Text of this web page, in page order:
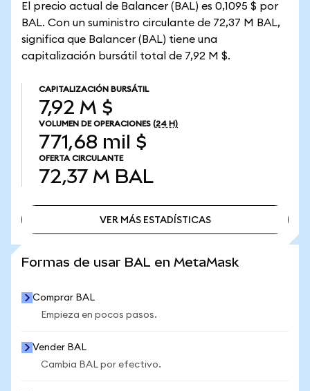
El precio actual de Balancer (BAL) es 0,1095 $ por
BAL. Con un suministro circulante de 72,37 M BAL,
significa que Balancer (BAL) tiene una
capitalización bursátil total de 7,92 M $.
CAPITALIZACIÓN BURSÁTIL
7,92 M $
VOLUMEN DE OPERACIONES (24 H)
771,68 mil $
OFERTA CIRCULANTE
72,37 M BAL
VER MÁS ESTADÍSTICAS
Formas de usar BAL en MetaMask
Comprar BAL
Empieza en pocos pasos.
Vender BAL
Cambia BAL por efectivo.